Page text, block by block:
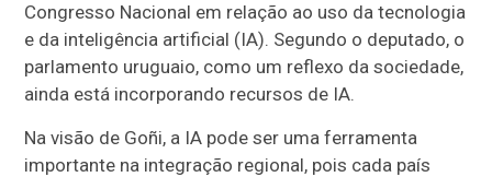
Congresso Nacional em relação ao uso da tecnologia
e da inteligência artificial (IA). Segundo o deputado, o
parlamento uruguaio, como um reflexo da sociedade,
ainda está incorporando recursos de IA.
Na visão de Goñi, a IA pode ser uma ferramenta
importante na integração regional, pois cada país